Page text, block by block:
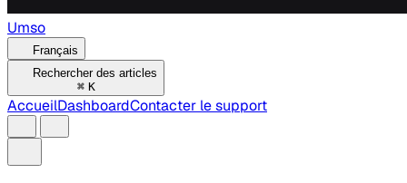
Umso
Français
Rechercher des articles
⌘ K
AccueilDashboardContacter le support